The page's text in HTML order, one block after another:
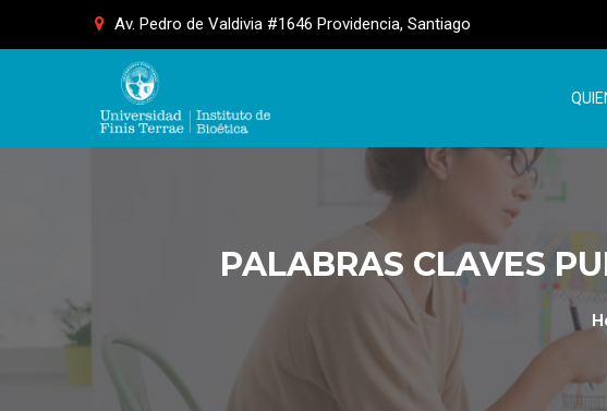
Av. Pedro de Valdivia #1646 Providencia, Santiago
PALABRAS CLAVES